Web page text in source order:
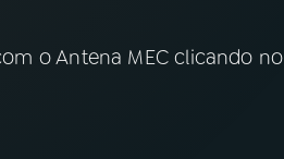
o Antena MEC clicando no